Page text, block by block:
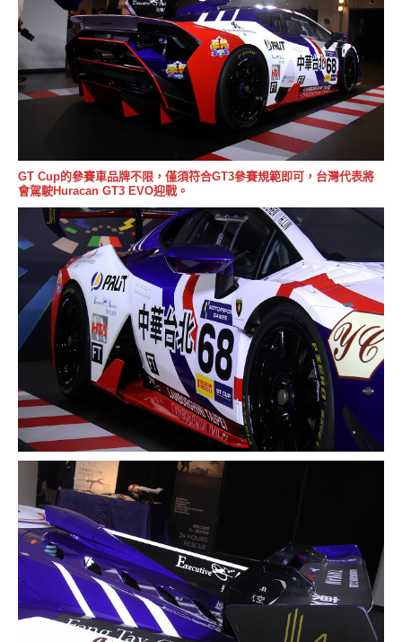
GT Cup的參賽車品牌不限，僅須符合GT3參賽規範即可，台灣代表將
會駕駛Huracan GT3 EVO迎戰。